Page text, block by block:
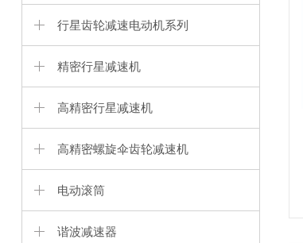
行星齿轮减速电动机系列
精密行星减速机
高精密行星减速机
高精密螺旋伞齿轮减速机
电动滚筒
谐波减速器